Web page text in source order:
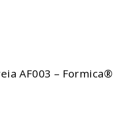
AF003 – Formica®